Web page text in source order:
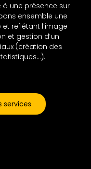
à une présence sur
ensemble une
reflétant l’image
et gestion d’un
(création des
services